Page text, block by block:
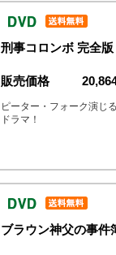
刑事コロンボ 完全
販売価格
ピーター・フォーク演じ
ドラマ！
ブラウン神父の事件